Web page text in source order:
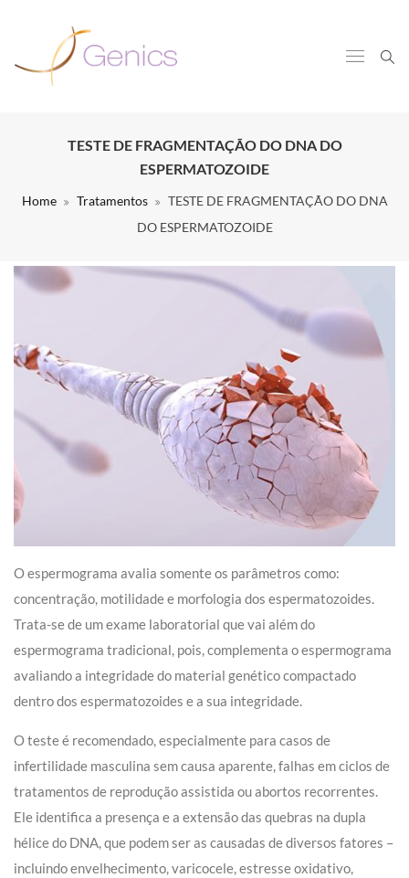
TESTE DE FRAGMENTAÇÃO DO DNA DO
ESPERMATOZOIDE
Home Tratamentos
TESTE DE FRAGMENTAÇÃO DO DNA
DO ESPERMATOZOIDE
O espermograma avalia somente os parâmetros como:
concentração, motilidade e morfologia dos espermatozoides.
Trata-se de um exame laboratorial que vai além do
espermograma tradicional, pois, complementa o espermograma
avaliando a integridade do material genético compactado
dentro dos espermatozoides e a sua integridade.
O teste é recomendado, especialmente para casos de
infertilidade masculina sem causa aparente, falhas em ciclos de
tratamentos de reprodução assistida ou abortos recorrentes.
Ele identifica a presença e a extensão das quebras na dupla
hélice do DNA, que podem ser as causadas de diversos fatores –
incluindo envelhecimento, varicocele, estresse oxidativo,